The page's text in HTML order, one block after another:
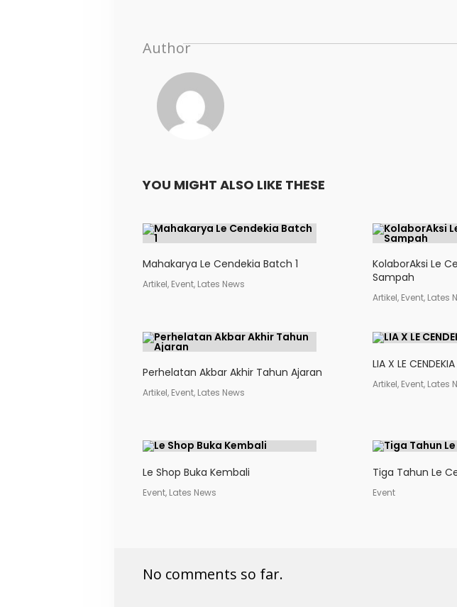
Author
YOU MIGHT ALSO LIKE THESE
Mahakarya Le Cendekia Batch 1
Artikel, Event, Lates News
KolaborAksi Le
Sampah
Artikel, Event, Lates
Perhelatan Akbar Akhir Tahun Ajaran
Artikel, Event, Lates News
LIA X LE
Artikel, Event, Lates
Le Shop Buka Kembali
Event, Lates News
Tiga Tahun Le
Event
No comments so far.